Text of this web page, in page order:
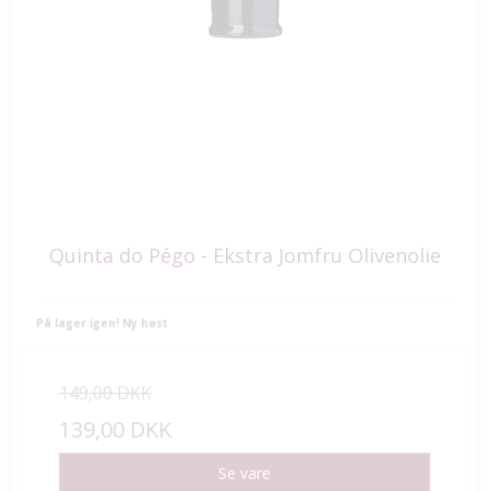
Quinta do Pégo - Ekstra Jomfru Olivenolie
På lager igen! Ny høst
149,00 DKK
139,00 DKK
Se vare